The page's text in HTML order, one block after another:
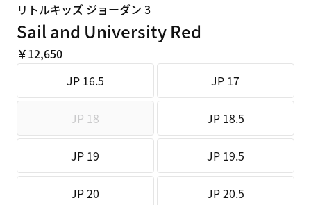
リトルキッズ ジョーダン 3
Sail and University Red
￥12,650
JP 16.5
JP 17
JP 18 JP 18.5
JP 19 JP 19.5
JP 20 JP 20.5